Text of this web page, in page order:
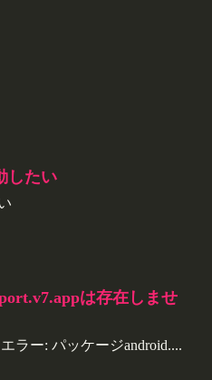
したい
は存在しませ
ラー: パッケージandroid....